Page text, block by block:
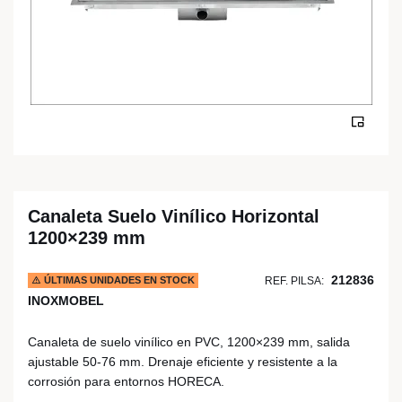
Canaleta Suelo Vinílico Horizontal
1200×239 mm
ÚLTIMAS UNIDADES EN STOCK REF. PILSA: 212836
INOXMOBEL
Canaleta de suelo vinílico en PVC, 1200×239 mm, salida
ajustable 50-76 mm. Drenaje eficiente y resistente a la
corrosión para entornos HORECA.